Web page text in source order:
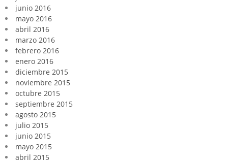
junio 2016
mayo 2016
abril 2016
marzo 2016
febrero 2016
enero 2016
diciembre 2015
noviembre 2015
octubre 2015
septiembre 2015
agosto 2015
julio 2015
junio 2015
mayo 2015
abril 2015